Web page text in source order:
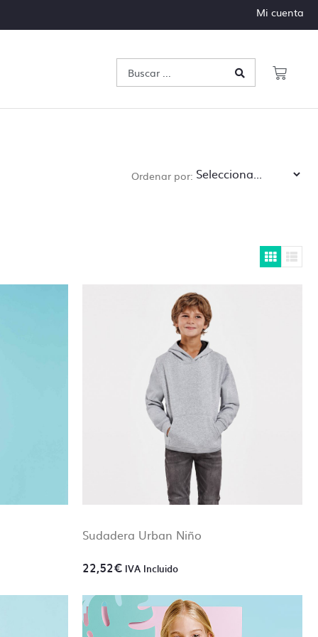
Mi cuenta
Ordenar por:
Sudadera Urban Niño
22,52€ IVA Incluido
antes
pedido.
cada